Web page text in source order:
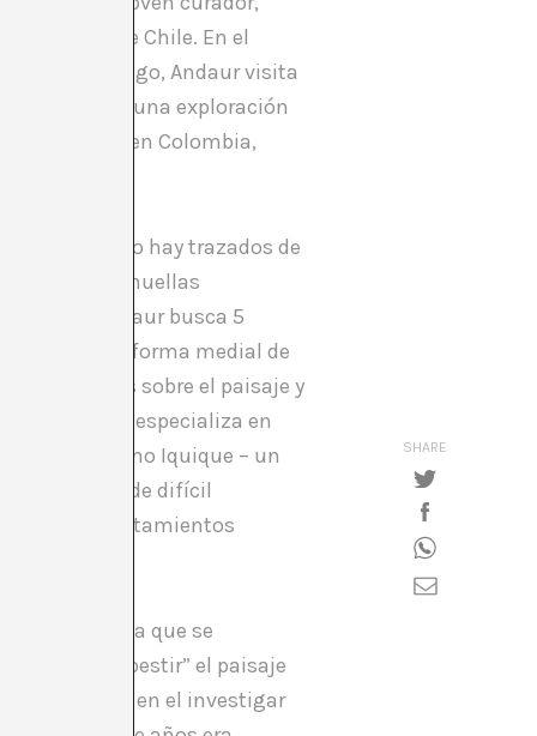
Ibáñez de Chile. En el
Santiago, Andaur visita
consiste en una exploración
en Colombia,
obras, pero hay trazados de
y sus huellas
Andaur busca 5
vídeo como forma medial de
sobre el paisaje y
quien se especializa en
como Iquique – un
de su país, de difícil
de asentamientos
en la que se
de “embestir” el paisaje
a Berlín está en el investigar
SHARE